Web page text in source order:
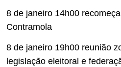
8 de janeiro 14h00
Contramola
8 de janeiro 19h00 reunião
legislação eleitoral e